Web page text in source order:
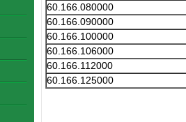
60.166.080000
60.166.090000
60.166.100000
60.166.106000
60.166.112000
60.166.125000